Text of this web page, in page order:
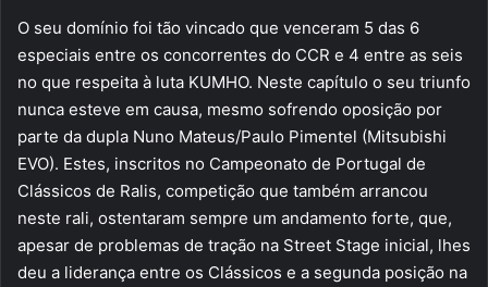
O seu domínio foi tão vincado que venceram 5 das 6
especiais entre os concorrentes do CCR e 4 entre as seis
no que respeita à luta KUMHO. Neste capítulo o seu triunfo
nunca esteve em causa, mesmo sofrendo oposição por
parte da dupla Nuno Mateus/Paulo Pimentel (Mitsubishi
EVO). Estes, inscritos no Campeonato de Portugal de
Clássicos de Ralis, competição que também arrancou
neste rali, ostentaram sempre um andamento forte, que,
apesar de problemas de tração na Street Stage inicial, lhes
deu a liderança entre os Clássicos e a segunda posição na